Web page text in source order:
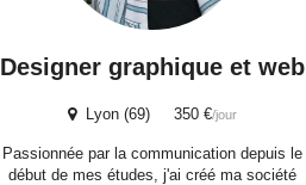
Designer graphique et web
Lyon (69) 350 €/jour
Passionnée par la communication depuis le
début de mes études, j'ai créé ma société